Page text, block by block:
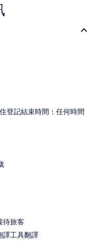
登記結束時間：任何時間
待旅客
譯工具翻譯